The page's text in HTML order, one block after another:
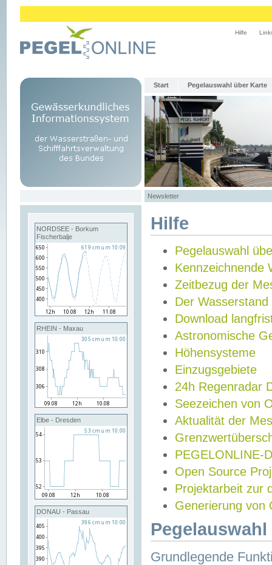
Hilfe
Start Pegelauswahl über Karte
Newsletter
NORDSEE - Borkum
Fischerbalje
RHEIN - Maxau
Elbe - Dresden
DONAU - Passau
Hilfe
Pegelauswahl
Kennzeichnende
Zeitbezug der
Der Wasserstand
Download
Astronomische
Höhensysteme
Einzugsgebiete
24h Regenradar
Seezeichen von
Aktualität der
PEGELONLINE-
Open Source
Projektarbeit zur
Generierung von
Grundlegende